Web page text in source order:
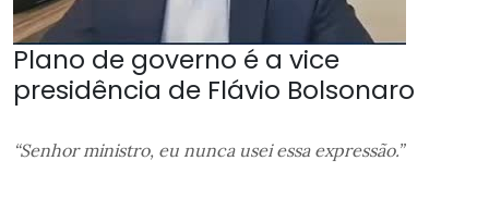
Plano de governo é a vice
presidência de Flávio Bolsonaro
“Senhor ministro, eu nunca usei essa expressão.”